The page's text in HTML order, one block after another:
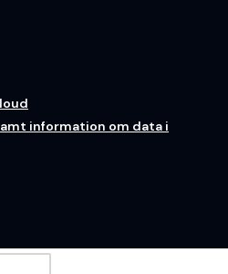
information om data i